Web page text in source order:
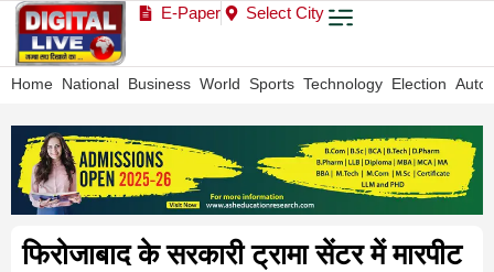
E-Paper Select City
Home National Business World Sports Technology Election Auto
फिरोजाबाद के सरकारी ट्रामा सेंटर में मारपीट